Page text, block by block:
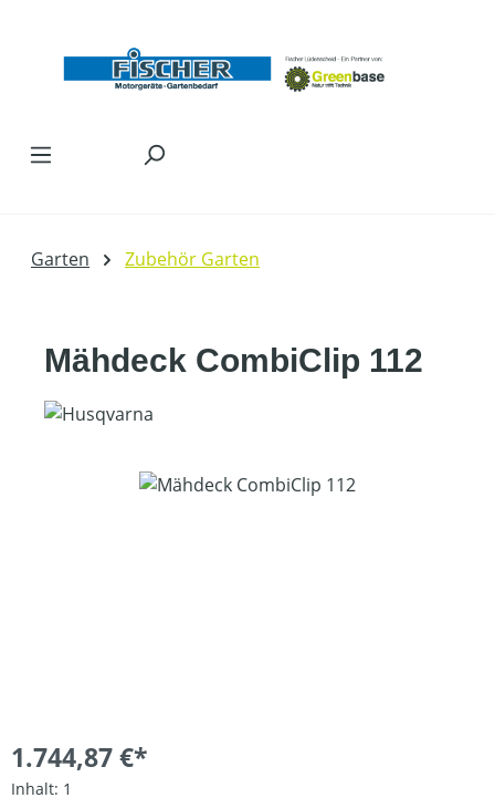
Garten Zubehör Garten
Mähdeck CombiClip 112
Bildergalerie überspringen
1.744,87 €*
Inhalt: 1